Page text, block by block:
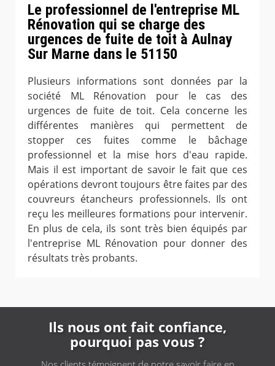
Le professionnel de l'entreprise ML
Rénovation qui se charge des
urgences de fuite de toit à Aulnay
Sur Marne dans le 51150
Plusieurs informations sont données par la
société ML Rénovation pour le cas des
urgences de fuite de toit. Cela concerne les
différentes manières qui permettent de
stopper ces fuites comme le bâchage
professionnel et la mise hors d'eau rapide.
Mais il est important de savoir le fait que ces
opérations devront toujours être faites par des
couvreurs étancheurs professionnels. Ils ont
reçu les meilleures formations pour intervenir.
En plus de cela, ils sont très bien équipés par
l'entreprise ML Rénovation pour donner des
résultats très probants.
Ils nous ont fait confiance,
pourquoi pas vous ?